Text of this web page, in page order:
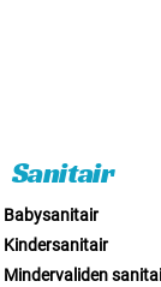
Sanitair
Babysanitair
Kindersanitair
Mindervaliden